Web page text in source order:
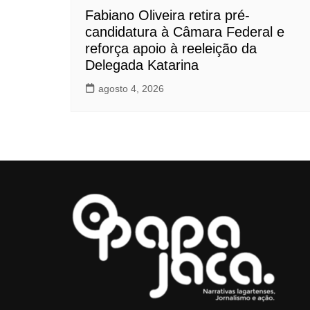
Fabiano Oliveira retira pré-
candidatura à Câmara Federal e
reforça apoio à reeleição da
Delegada Katarina
agosto 4, 2026